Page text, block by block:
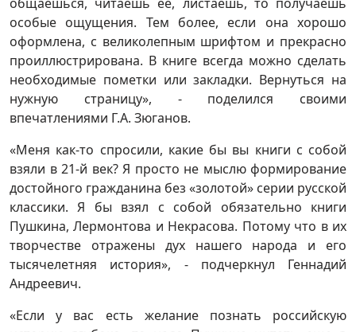
общаешься, читаешь ее, листаешь, то получаешь
особые ощущения. Тем более, если она хорошо
оформлена, с великолепным шрифтом и прекрасно
проиллюстрирована. В книге всегда можно сделать
необходимые пометки или закладки. Вернуться на
нужную страницу», - поделился своими
впечатлениями Г.А. Зюганов.
«Меня как-то спросили, какие бы вы книги с собой
взяли в 21-й век? Я просто не мыслю формирование
достойного гражданина без «золотой» серии русской
классики. Я бы взял с собой обязательно книги
Пушкина, Лермонтова и Некрасова. Потому что в их
творчестве отражены дух нашего народа и его
тысячелетняя история», - подчеркнул Геннадий
Андреевич.
«Если у вас есть желание познать российскую